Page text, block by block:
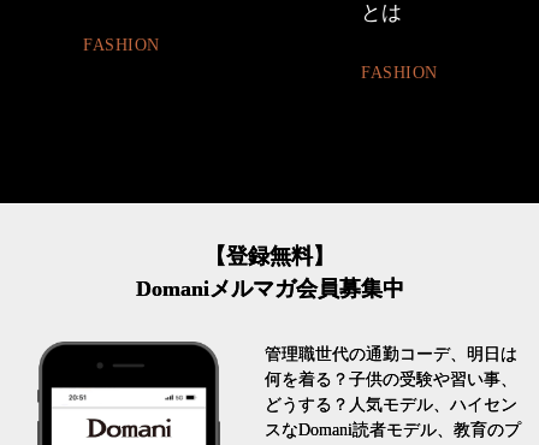
ュアル通勤】
FASHION
【登録無料】
Domaniメルマガ会員募集中
管理職世代の通勤コーデ、明日は
何を着る？子供の受験や習い事、
どうする？人気モデル、ハイセン
スなDomani読者モデル、教育のプ